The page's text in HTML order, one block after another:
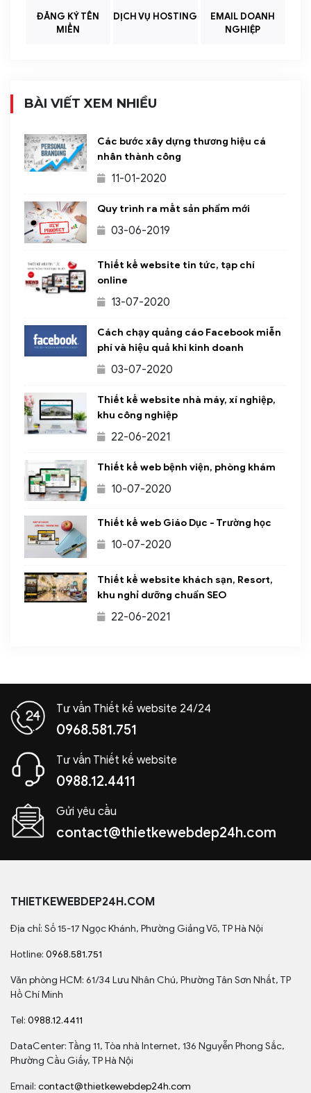
ĐĂNG KÝ TÊN
MIỀN
DỊCH VỤ HOSTING
EMAIL DOANH
NGHIỆP
BÀI VIẾT XEM NHIỀU
Các bước xây dựng thương hiệu cá
nhân thành công
11-01-2020
Quy trình ra mắt sản phẩm mới
03-06-2019
Thiết kế website tin tức, tạp chí
online
13-07-2020
Cách chạy quảng cáo Facebook miễn
phí và hiệu quả khi kinh doanh
03-07-2020
Thiết kế website nhà máy, xí nghiệp,
khu công nghiệp
22-06-2021
Thiết kế web bệnh viện, phòng khám
10-07-2020
Thiết kế web Giáo Dục - Trường học
10-07-2020
Thiết kế website khách sạn, Resort,
khu nghỉ dưỡng chuẩn SEO
22-06-2021
Tư vấn Thiết kế website 24/24
0968.581.751
Tư vấn Thiết kế website
0988.12.4411
Gửi yêu cầu
contact@thietkewebdep24h.com
THIETKEWEBDEP24H.COM
Địa chỉ: Số 15-17 Ngọc Khánh, Phường Giảng Võ, TP Hà Nội
Hotline: 0968.581.751
Văn phòng HCM: 61/34 Lưu Nhân Chú, Phường Tân Sơn Nhất, TP
Hồ Chí Minh
Tel: 0988.12.4411
DataCenter: Tầng 11, Tòa nhà Internet, 136 Nguyễn Phong Sắc,
Phường Cầu Giấy, TP Hà Nội
Email: contact@thietkewebdep24h.com